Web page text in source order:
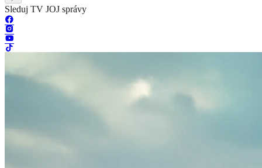
Sleduj TV JOJ správy